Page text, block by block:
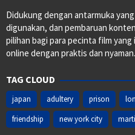
Didukung dengan antarmuka
digunakan, dan pembaruan
pilihan bagi para pecinta film
online dengan praktis dan nyaman.
TAG CLOUD
japan adultery prison
friendship
new york city